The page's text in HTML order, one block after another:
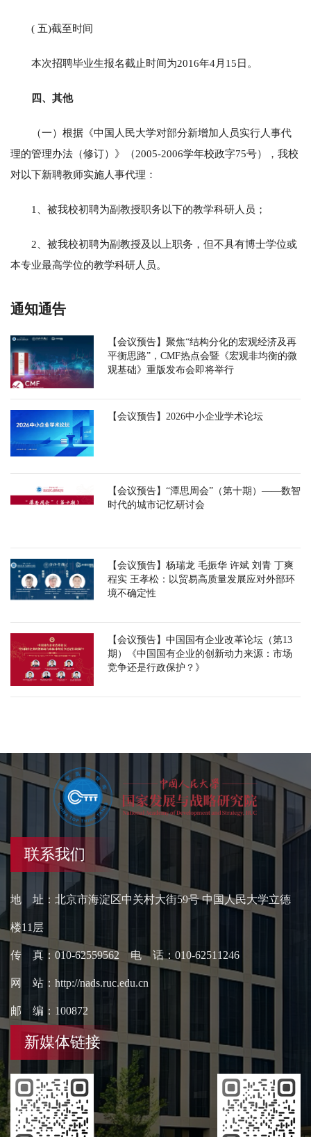
( 五)截至时间
本次招聘毕业生报名截止时间为2016年4月15日。
四、其他
（一）根据《中国人民大学对部分新增加人员实行人事代
理的管理办法（修订）》（2005-2006学年校政字75号），我校
对以下新聘教师实施人事代理：
1、被我校初聘为副教授职务以下的教学科研人员；
2、被我校初聘为副教授及以上职务，但不具有博士学位或
本专业最高学位的教学科研人员。
通知通告
【会议预告】聚焦“结构分化的宏观经济及再
平衡思路”，CMF热点会暨《宏观非均衡的微
观基础》重版发布会即将举行
【会议预告】2026中小企业学术论坛
【会议预告】“潭思周会”（第十期）——数智
时代的城市记忆研讨会
【会议预告】杨瑞龙 毛振华 许斌 刘青 丁爽
程实 王孝松：以贸易高质量发展应对外部环
境不确定性
【会议预告】中国国有企业改革论坛（第13
期）《中国国有企业的创新动力来源：市场
竞争还是行政保护？》
联系我们
地 址：北京市海淀区中关村大街59号 中国人民大学立德
楼11层
传 真：010-62559562 电 话：010-62511246
网 站：http://nads.ruc.edu.cn
邮 编：100872
新媒体链接